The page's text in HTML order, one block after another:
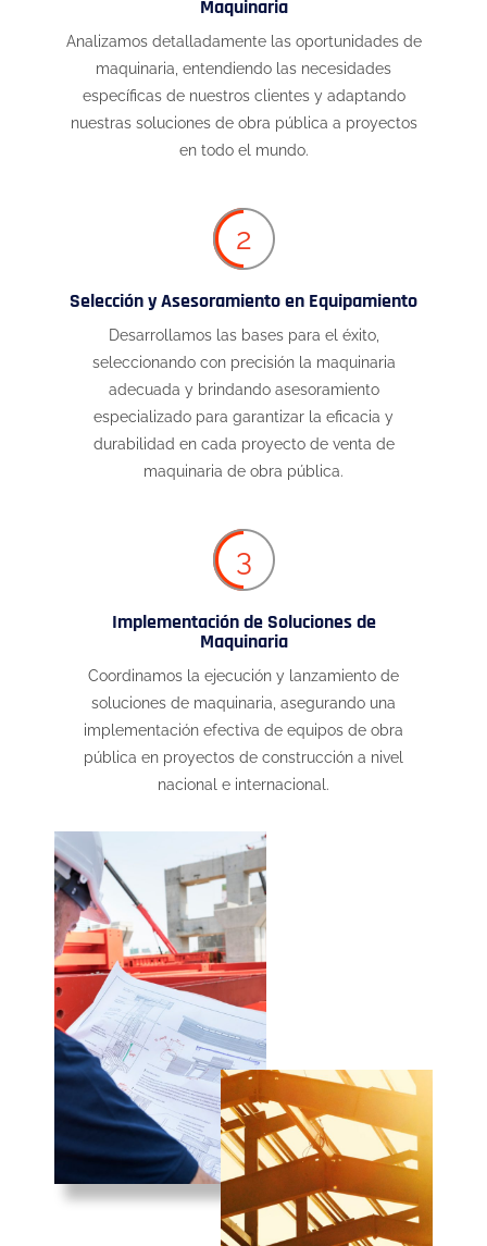
Maquinaria
Analizamos detalladamente las oportunidades de
maquinaria, entendiendo las necesidades
específicas de nuestros clientes y adaptando
nuestras soluciones de obra pública a proyectos
en todo el mundo.
2
Selección y Asesoramiento en Equipamiento
Desarrollamos las bases para el éxito,
seleccionando con precisión la maquinaria
adecuada y brindando asesoramiento
especializado para garantizar la eficacia y
durabilidad en cada proyecto de venta de
maquinaria de obra pública.
3
Implementación de Soluciones de
Maquinaria
Coordinamos la ejecución y lanzamiento de
soluciones de maquinaria, asegurando una
implementación efectiva de equipos de obra
pública en proyectos de construcción a nivel
nacional e internacional.